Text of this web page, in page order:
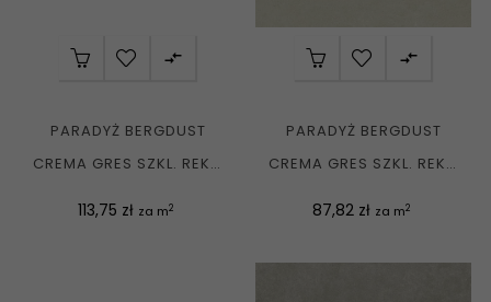

PARADYŻ BERGDUST
CREMA GRES SZKL. REKT.
Cena
113,75 zł za m2

PARADYŻ BERGDUST
CREMA GRES SZKL. REKT.
Cena
87,82 zł za m2